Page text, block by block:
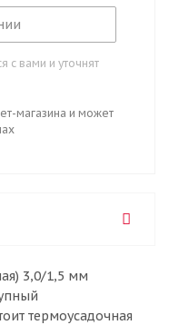
с вами и уточнят
магазина и может
3,0/1,5 мм
термоусадочная